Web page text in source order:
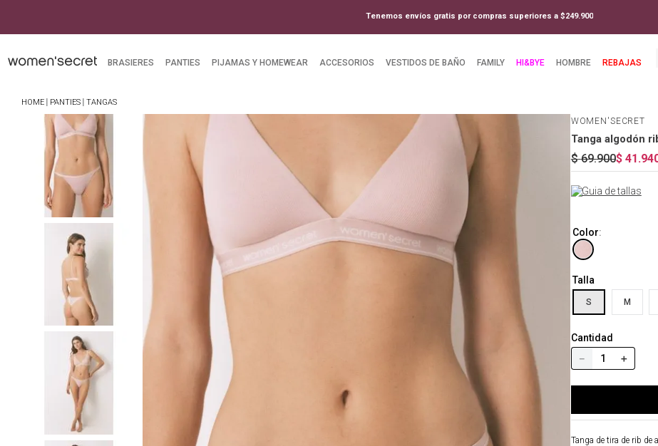
Tenemos envíos gratis por compras superiores a $249.900
BRASIERES PANTIES PIJAMAS Y HOMEWEAR ACCESORIOS VESTIDOS DE BAÑO FAMILY HI&BYE HOMBRE REBAJAS
PANTIES TANGAS
WOMEN'SECRET
Tanga algodón
$ 69.900$ 41.
Guia de tallas
Color:
Talla
S M
Cantidad
＋
－
Tanga de tira de rib de